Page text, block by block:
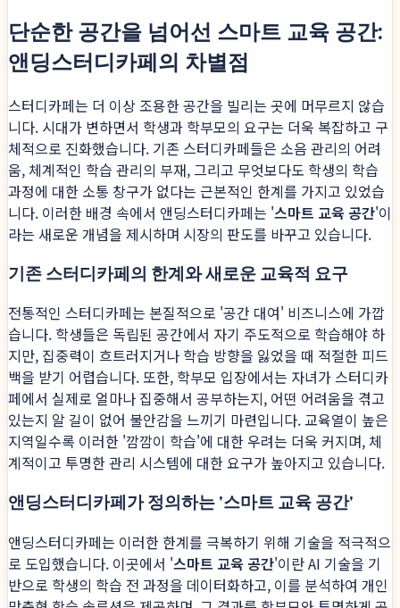
단순한 공간을 넘어선 스마트 교육 공간:
앤딩스터디카페의 차별점
스터디카페는 더 이상 조용한 공간을 빌리는 곳에 머무르지 않습
니다. 시대가 변하면서 학생과 학부모의 요구는 더욱 복잡하고 구
체적으로 진화했습니다. 기존 스터디카페들은 소음 관리의 어려
움, 체계적인 학습 관리의 부재, 그리고 무엇보다도 학생의 학습
과정에 대한 소통 창구가 없다는 근본적인 한계를 가지고 있었습
니다. 이러한 배경 속에서 앤딩스터디카페는 '스마트 교육 공간'이
라는 새로운 개념을 제시하며 시장의 판도를 바꾸고 있습니다.
기존 스터디카페의 한계와 새로운 교육적 요구
전통적인 스터디카페는 본질적으로 '공간 대여' 비즈니스에 가깝
습니다. 학생들은 독립된 공간에서 자기 주도적으로 학습해야 하
지만, 집중력이 흐트러지거나 학습 방향을 잃었을 때 적절한 피드
백을 받기 어렵습니다. 또한, 학부모 입장에서는 자녀가 스터디카
페에서 실제로 얼마나 집중해서 공부하는지, 어떤 어려움을 겪고
있는지 알 길이 없어 불안감을 느끼기 마련입니다. 교육열이 높은
지역일수록 이러한 '깜깜이 학습'에 대한 우려는 더욱 커지며, 체
계적이고 투명한 관리 시스템에 대한 요구가 높아지고 있습니다.
앤딩스터디카페가 정의하는 '스마트 교육 공간'
앤딩스터디카페는 이러한 한계를 극복하기 위해 기술을 적극적으
로 도입했습니다. 이곳에서 '스마트 교육 공간'이란 AI 기술을 기
반으로 학생의 학습 전 과정을 데이터화하고, 이를 분석하여 개인